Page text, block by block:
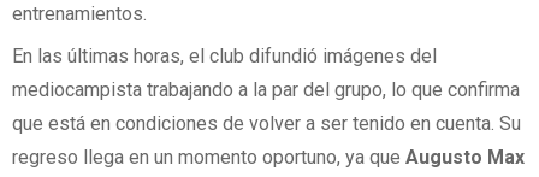
entrenamientos.
En las últimas horas, el club difundió imágenes del
mediocampista trabajando a la par del grupo, lo que confirma
que está en condiciones de volver a ser tenido en cuenta. Su
regreso llega en un momento oportuno, ya que Augusto Max